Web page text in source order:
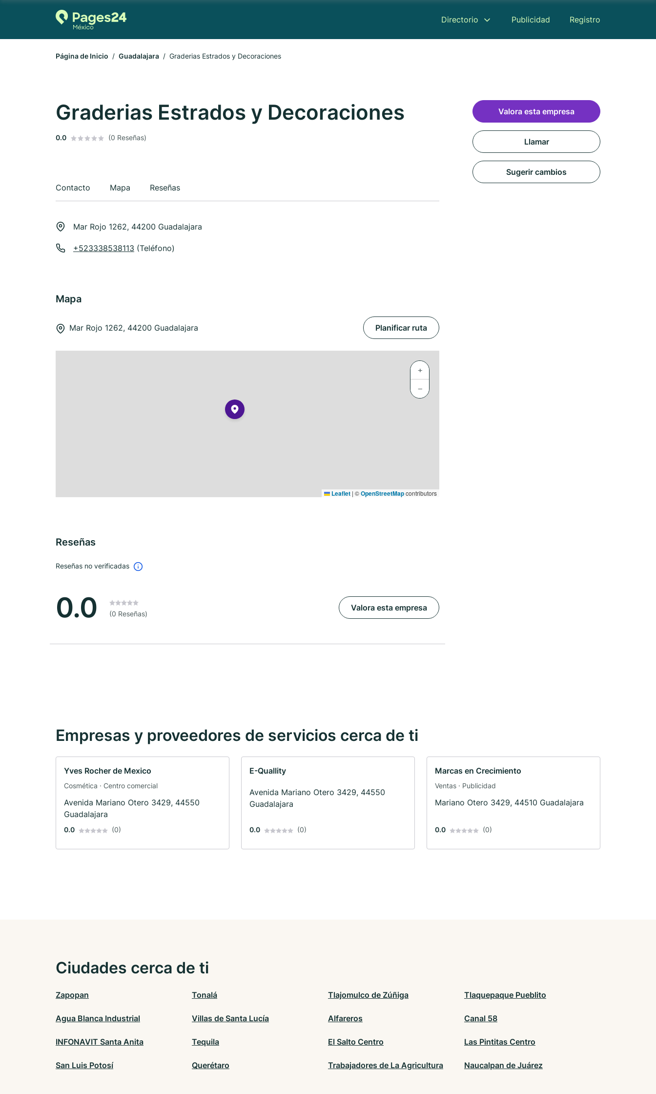
Directorio Publicidad Registro
Página de Inicio Guadalajara Graderias Estrados y Decoraciones
Graderias Estrados y Decoraciones
0.0 (0 Reseñas)
Contacto Mapa Reseñas
Mar Rojo 1262, 44200 Guadalajara
+523338538113 (Teléfono)
Mapa
Mar Rojo 1262, 44200 Guadalajara Planificar ruta
+
−
Leaflet | ©OpenStreetMapcontributors
Reseñas
Reseñas no verificadas
0.0 (0 Reseñas)
Valora esta empresa
Valora esta empresa
Llamar
Sugerir cambios
Empresas y proveedores de servicios cerca de ti
Yves Rocher de Mexico
Cosmética · Centro comercial
Avenida Mariano Otero 3429, 44550
Guadalajara
0.0 (0)
E-Quallity
Avenida Mariano Otero 3429, 44550
Guadalajara
0.0 (0)
Marcas en Crecimiento
Ventas · Publicidad
Mariano Otero 3429, 44510 Guadalajara
0.0 (0)
Ciudades cerca de ti
Zapopan Tonalá Tlajomulco de Zúñiga Tlaquepaque Pueblito
Agua Blanca Industrial Villas de Santa Lucía Alfareros Canal 58
INFONAVIT Santa Anita Tequila El Salto Centro Las Pintitas Centro
San Luis Potosí Querétaro Trabajadores de La Agricultura Naucalpan de Juárez